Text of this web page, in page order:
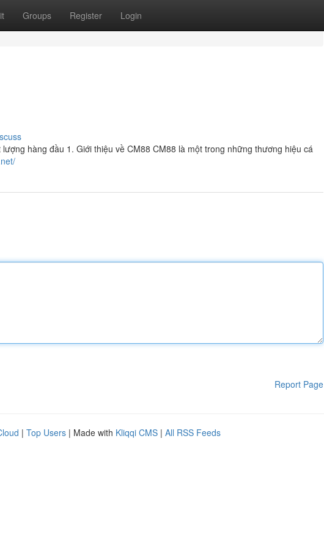
Groups Register Login
hàng đầu 1. Giới thiệu về CM88 CM88 là một trong những thương hiệu cá
Report Page
| Top Users | Made with Kliqqi CMS | All RSS Feeds